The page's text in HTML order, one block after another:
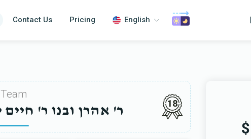
Contact Us Pricing English
Team
ר' אהרן ובנו ר' חיים 18
$